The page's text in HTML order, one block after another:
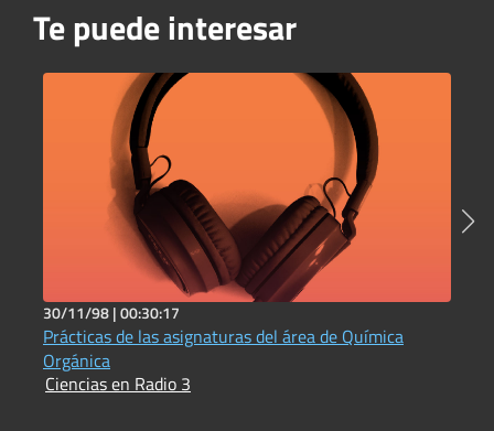
Te puede interesar
30/11/98 |00:30:17
Prácticas de las asignaturas del área de Química
Orgánica
Ciencias en Radio 3